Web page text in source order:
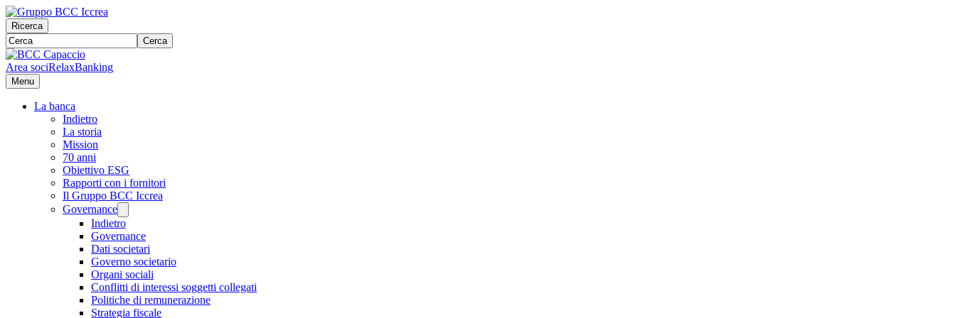
Ricerca
Cerca
Area sociRelaxBanking
Menu
La banca
Indietro
La storia
Mission
70 anni
Obiettivo ESG
Rapporti con i fornitori
Il Gruppo BCC Iccrea
Governance
Indietro
Governance
Dati societari
Governo societario
Organi sociali
Conflitti di interessi soggetti collegati
Politiche di remunerazione
Strategia fiscale